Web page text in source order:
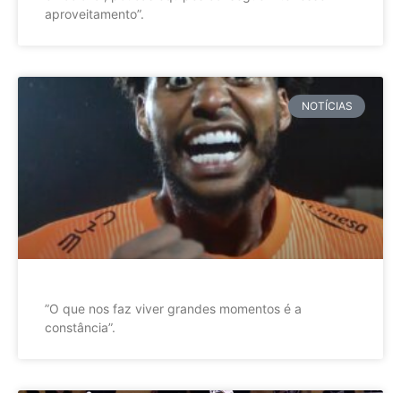
aproveitamento”.
NOTÍCIAS
”O que nos faz viver grandes momentos é a
constância”.